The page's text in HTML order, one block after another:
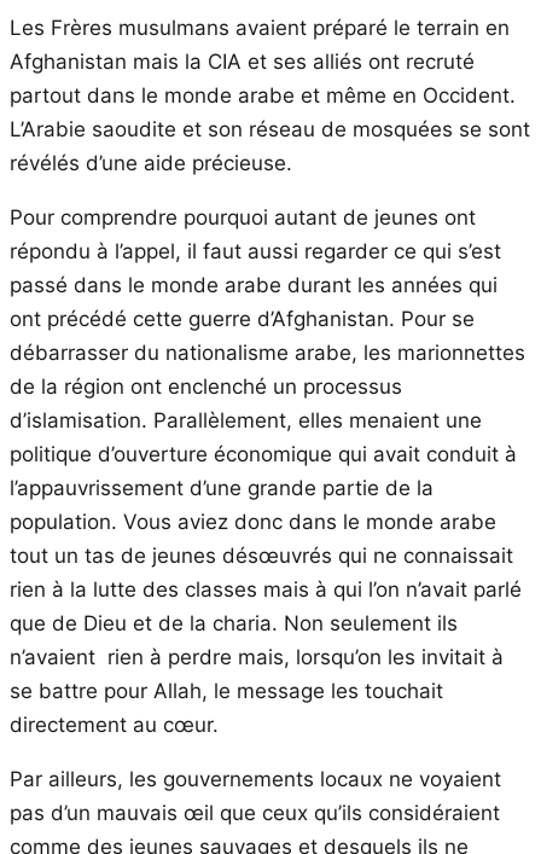
Les Frères musulmans avaient préparé le terrain en
Afghanistan mais la CIA et ses alliés ont recruté
partout dans le monde arabe et même en Occident.
L’Arabie saoudite et son réseau de mosquées se sont
révélés d’une aide précieuse.
Pour comprendre pourquoi autant de jeunes ont
répondu à l’appel, il faut aussi regarder ce qui s’est
passé dans le monde arabe durant les années qui
ont précédé cette guerre d’Afghanistan. Pour se
débarrasser du nationalisme arabe, les marionnettes
de la région ont enclenché un processus
d’islamisation. Parallèlement, elles menaient une
politique d’ouverture économique qui avait conduit à
l’appauvrissement d’une grande partie de la
population. Vous aviez donc dans le monde arabe
tout un tas de jeunes désœuvrés qui ne connaissait
rien à la lutte des classes mais à qui l’on n’avait parlé
que de Dieu et de la charia. Non seulement ils
n’avaient rien à perdre mais, lorsqu’on les invitait à
se battre pour Allah, le message les touchait
directement au cœur.
Par ailleurs, les gouvernements locaux ne voyaient
pas d’un mauvais œil que ceux qu’ils considéraient
comme des jeunes sauvages et desquels ils ne